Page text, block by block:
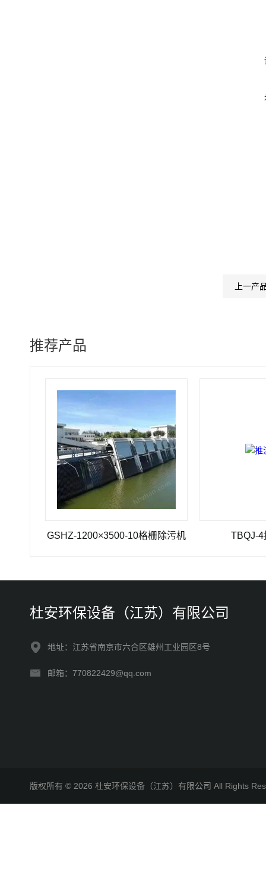
上一产
推荐产品
GSHZ-1200×3500-10格栅除污机 TBQJ-4推流曝
杜安环保设备（江苏）有限公司
地址：江苏省南京市六合区雄州工业园区8号
邮箱：770822429@qq.com
版权所有 © 2026 杜安环保设备（江苏）有限公司 All Rights